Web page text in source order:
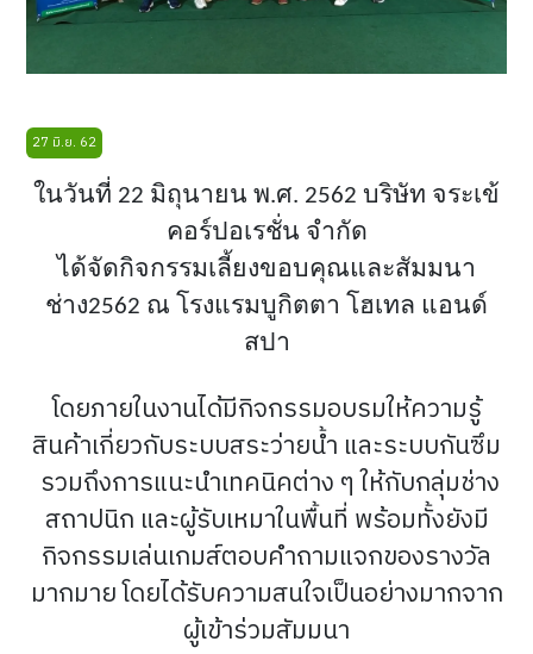
27 มิ.ย. 62
ในวันที่ 22 มิถุนายน พ.ศ. 2562 บริษัท จระเข้
คอร์ปอเรชั่น จำกัด
ได้จัดกิจกรรมเลี้ยงขอบคุณและสัมมนา
ช่าง2562 ณ โรงแรมบูกิตตา โฮเทล แอนด์
สปา
โดยภายในงานได้มีกิจกรรมอบรมให้ความรู้
สินค้าเกี่ยวกับระบบสระว่ายน้ำ และระบบกันซึม
รวมถึงการแนะนำเทคนิคต่าง ๆ ให้กับกลุ่มช่าง
สถาปนิก และผู้รับเหมาในพื้นที่ พร้อมทั้งยังมี
กิจกรรมเล่นเกมส์ตอบคำถามแจกของรางวัล
มากมาย โดยได้รับความสนใจเป็นอย่างมากจาก
ผู้เข้าร่วมสัมมนา